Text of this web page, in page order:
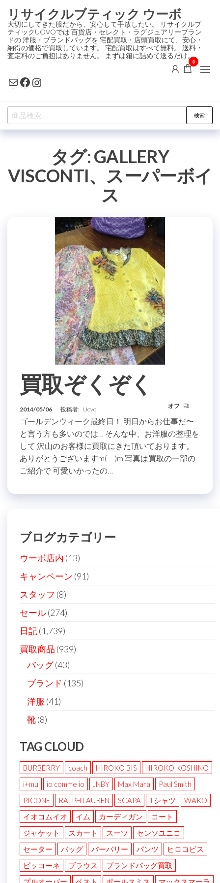
ン
テ
ン
ツ
プ
リサイクルブティック ウーボ
大切にしてきた服だから、安心して手放したい。 リサイクルブ
ティックUOVOでは 百貨店・セレクト・ラグジュアリーブラン
ドの 洋服・ブランドバッグを 宅配買取・店頭買取にて、安心・
納得の価格で買取しています。 宅配買取はすべて無料。 送料・
査定料のご負担はありません。 まずは箱に詰めて送るだけ。
MailFacebook
Instagram
0
検
索
検索
タグ:GALLERY
VISCONTI、スーパーボイ
ス
買取ぞくぞく
2014/05/06 投稿者: Uovo オフ
ゴールデンウィーク最終日！ 明日からお仕事だ〜
と言う方も多いのでは… そんな中、お洋服の整理を
して 沢山のお客様に買取にきた頂いております。
ありがとうございますm(_ _)m 写真は買取の一部の
ご紹介で 可愛いかったの…
ブログカテゴリー
ウーボ店内 (13)
キャンペーン (91)
スタッフ (8)
セール(274)
日記(1,739)
買取商品 (939)
バッグ(43)
ブランド (135)
洋服 (41)
靴(8)
TAG CLOUD
BURBERRY coach HIROKO BIS
HIROKO KOSHINO
i+mu
io comme io JNBY Max Mara
Paul Smith
PICONE
RALPH LAUREN SCAPA Tシャツ
WAKO
イオコムイオ
イム カーディガン
コート
ジャケット
スカート スーツ
センソユニコ
セーター
バッグ バーバリー パンツ
ヒロコビス
ピッコーネ
ブラウス
ブランドバッグ買取